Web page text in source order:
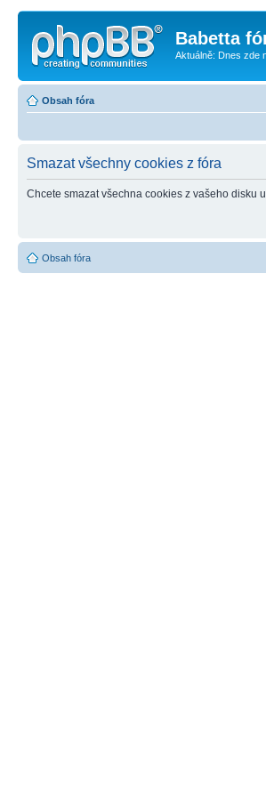
Babetta
Aktuálně: Dnes zde
Obsah fóra
Smazat všechny cookies z fóra
Chcete smazat všechna cookies z vašeho disku
Obsah fóra